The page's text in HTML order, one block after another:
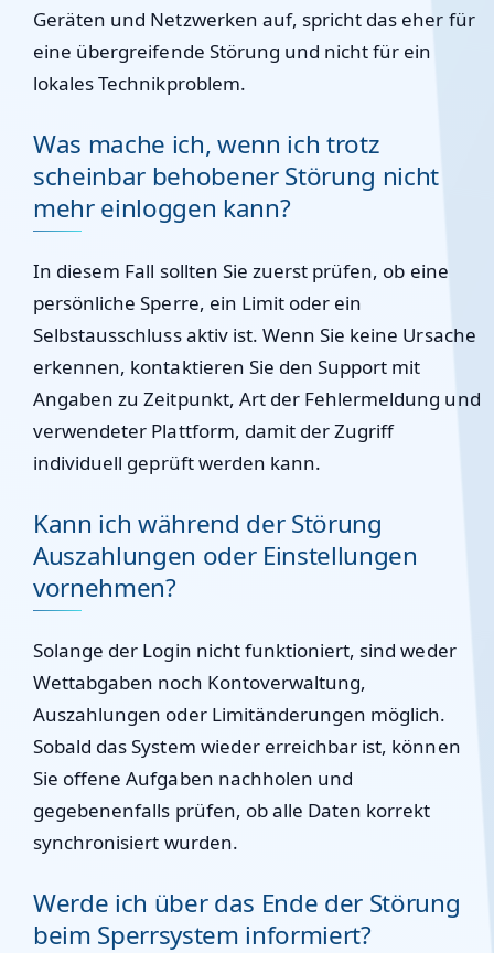
Geräten und Netzwerken auf, spricht das eher für
eine übergreifende Störung und nicht für ein
lokales Technikproblem.
Was mache ich, wenn ich trotz
scheinbar behobener Störung nicht
mehr einloggen kann?
In diesem Fall sollten Sie zuerst prüfen, ob eine
persönliche Sperre, ein Limit oder ein
Selbstausschluss aktiv ist. Wenn Sie keine Ursache
erkennen, kontaktieren Sie den Support mit
Angaben zu Zeitpunkt, Art der Fehlermeldung und
verwendeter Plattform, damit der Zugriff
individuell geprüft werden kann.
Kann ich während der Störung
Auszahlungen oder Einstellungen
vornehmen?
Solange der Login nicht funktioniert, sind weder
Wettabgaben noch Kontoverwaltung,
Auszahlungen oder Limitänderungen möglich.
Sobald das System wieder erreichbar ist, können
Sie offene Aufgaben nachholen und
gegebenenfalls prüfen, ob alle Daten korrekt
synchronisiert wurden.
Werde ich über das Ende der Störung
beim Sperrsystem informiert?